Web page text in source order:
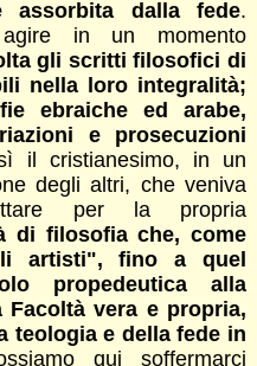
assorbita dalla fede.
in un momento
gli scritti filosofici di
nella loro integralità;
ebraiche ed arabe,
e prosecuzioni
il cristianesimo, in un
degli altri, che veniva
per la propria
di filosofia che, come
artisti", fino a quel
propedeutica alla
vera e propria,
teologia e della fede in
qui soffermarci